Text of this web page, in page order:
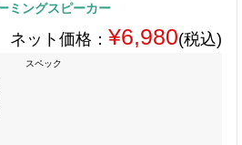
ミングスピーカー
ネット価格： ¥6,980(税込)
スペック